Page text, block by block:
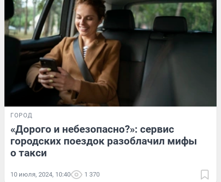
ГОРОД
«Дорого и небезопасно?»: сервис
городских поездок разоблачил мифы
о такси
10 июля, 2024, 10:40 1 370